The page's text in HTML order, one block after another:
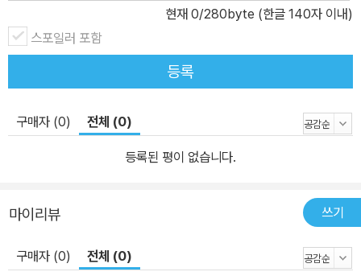
펴본다. 캐나다 정치를 변화시킨 형제와 이야기를 나누고, 중동에서
가장 인기 있던 헤어드레서의 인생 궤적과 혼란스러운 정치 상황도
다룬다. 미적 대상이 되기도 잘못된 장소에 나타나면 문제가 될 수도
있는 ‘헤어’는 인생과 닮아있다. 헤어에도, 삶에도 살짝 변화를 주어보
자. 흥미로운 일이 시작될 수도 있을 것이다.
현재 0/280byte (한글 140자 이내)
스포일러 포함
등록
구매자 (0) 전체 (0)
등록된 평이 없습니다.
마이리뷰 쓰기
구매자 (0) 전체 (0)